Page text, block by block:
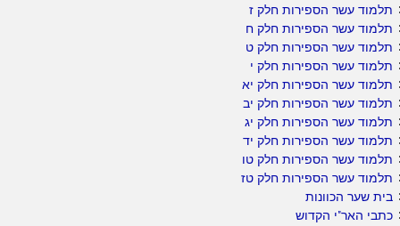
תלמוד עשר הספירות חלק ז
תלמוד עשר הספירות חלק ח
תלמוד עשר הספירות חלק ט
תלמוד עשר הספירות חלק י
תלמוד עשר הספירות חלק יא
תלמוד עשר הספירות חלק יב
תלמוד עשר הספירות חלק יג
תלמוד עשר הספירות חלק יד
תלמוד עשר הספירות חלק טו
תלמוד עשר הספירות חלק טז
בית שער הכוונות
כתבי האר"י הקדוש